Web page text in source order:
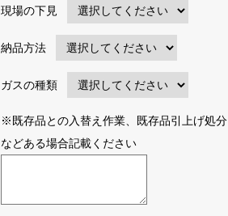
現場の下見
納品方法
ガスの種類
※既存品との入替え作業、既存品引上げ処分
などある場合記載ください